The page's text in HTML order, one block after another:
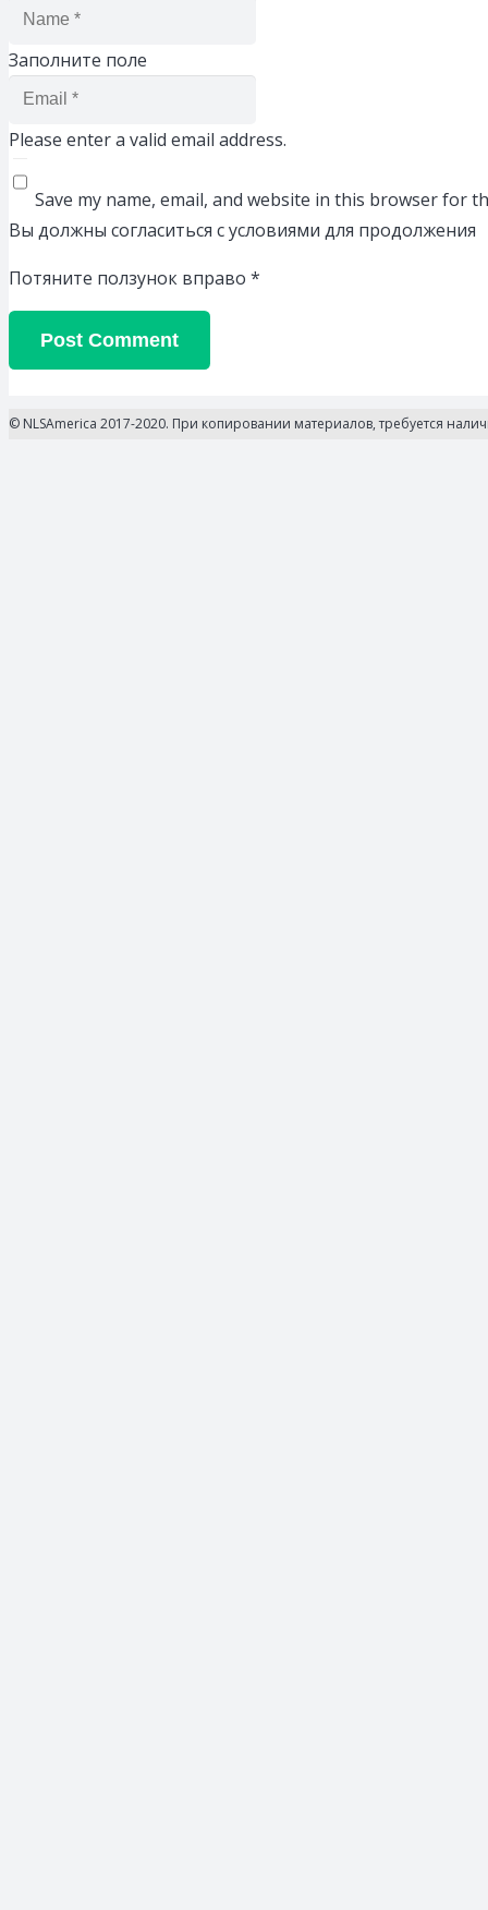
Заполните поле
Please enter a valid email address.
Save my name, email, and website in this browser for
Вы должны согласиться с условиями для продолжения
Потяните ползунок вправо *
Post Comment
© NLSAmerica 2017-2020. При копировании материалов, требуется